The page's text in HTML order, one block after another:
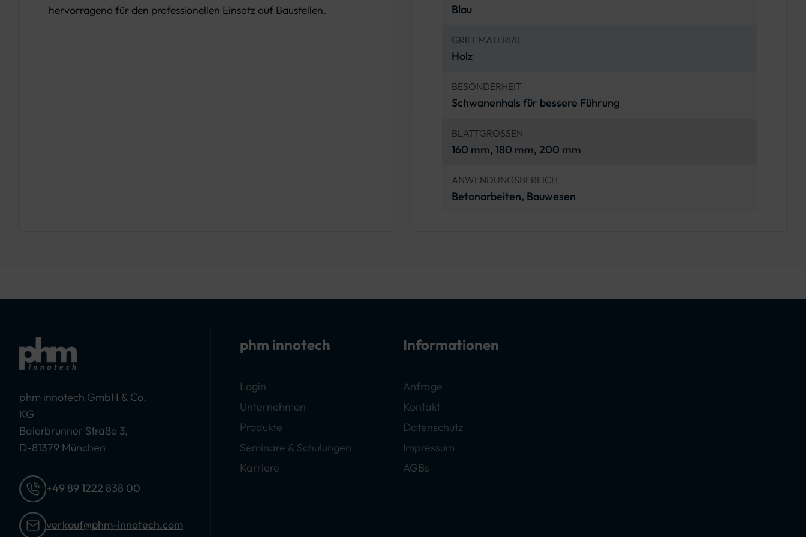
hervorragend für den professionellen Einsatz auf Baustellen.
Blau
GRIFFMATERIAL
Holz
BESONDERHEIT
Schwanenhals für bessere Führung
BLATTGRÖSSEN
160 mm, 180 mm, 200 mm
ANWENDUNGSBEREICH
Betonarbeiten, Bauwesen
phm innotech GmbH & Co.
KG
Baierbrunner Straße 3,
D-81379 München
+49 89 1222 838 00
verkauf@phm-innotech.com
phm innotech
Login
Unternehmen
Produkte
Seminare & Schulungen
Karriere
Informationen
Anfrage
Kontakt
Datenschutz
Impressum
AGBs